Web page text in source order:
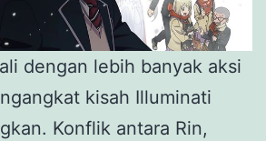
dengan lebih banyak aksi
kisah Illuminati
Konflik antara Rin,